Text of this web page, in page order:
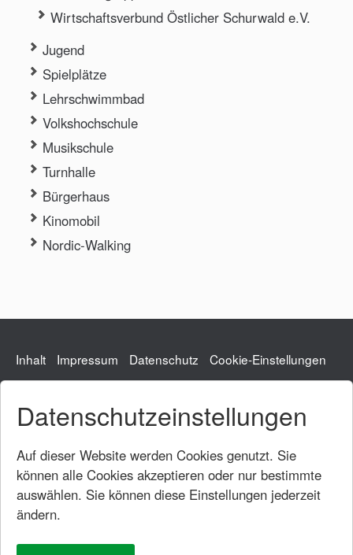
Wirtschaftsverbund Östlicher Schurwald e.V.
Jugend
Spielplätze
Lehrschwimmbad
Volkshochschule
Musikschule
Turnhalle
Bürgerhaus
Kinomobil
Nordic-Walking
Inhalt Impressum Datenschutz Cookie-Einstellungen
Gemeindeverwaltung
Hauptstraße 54
Tel.: 07161/95331-0
Fax: 07161/95331-20
rathaus@boertlingen.de
Öffnungszeiten
Rathaus
Datenschutzeinstellungen
Auf dieser Website werden Cookies genutzt. Sie
können alle Cookies akzeptieren oder nur bestimmte
auswählen. Sie können diese Einstellungen jederzeit
ändern.